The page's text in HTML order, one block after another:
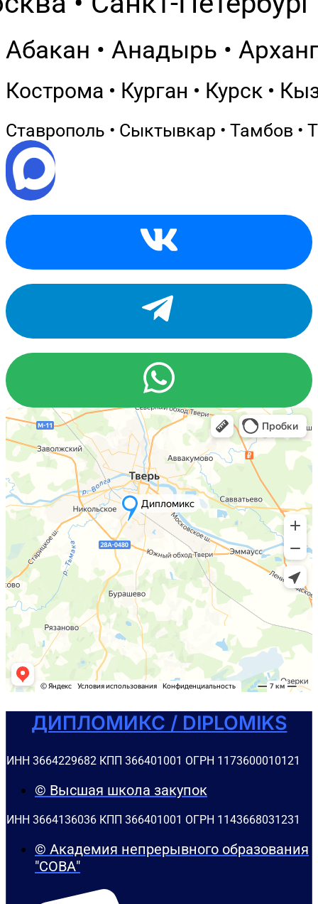
Абакан • Анадырь •
Кострома • Курган • Курск •
Ставрополь • Сыктывкар • Тамбов •
ДИПЛОМИКС / DIPLOMIKS
ИНН 3664229682 КПП 366401001 ОГРН 1173600010121
© Высшая школа закупок
ИНН 3664136036 КПП 366401001 ОГРН 1143668031231
© Академия непрерывного образования
"СОВА"